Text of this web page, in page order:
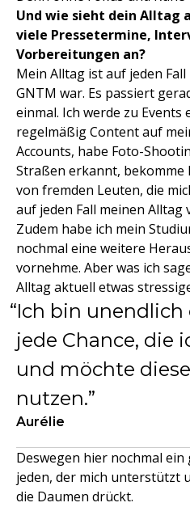
Und wie sieht dein Alltag
viele Pressetermine,
Vorbereitungen an?
Mein Alltag ist auf jeden
GNTM war. Es passiert
einmal. Ich werde zu Events
regelmäßig Content auf
Accounts, habe Foto-
Straßen erkannt,
von fremden Leuten, die
auf jeden Fall meinen Alltag
Zudem habe ich mein
nochmal eine weitere
vornehme. Aber was ich
Alltag aktuell etwas
Ich bin
jede Chance, die
und möchte
nutzen.
Aurélie
Deswegen hier nochmal
jeden, der mich unterstützt
die Daumen drückt.